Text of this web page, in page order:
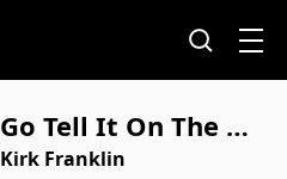
Go Tell It On The M
ountain
Kirk Franklin